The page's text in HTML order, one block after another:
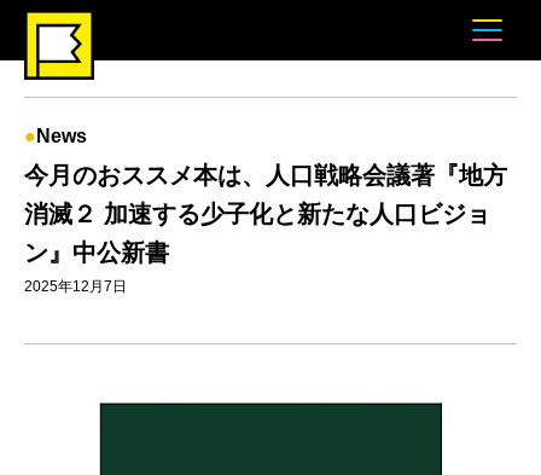
News
今月のおススメ本は、人口戦略会議著『地方
消滅２ 加速する少子化と新たな人口ビジョ
ン』中公新書
2025年12月7日